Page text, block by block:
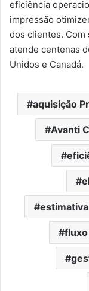
eficiência
impressão
dos clientes. Com
atende centenas
Unidos e Canadá.
aquisição
Avanti
fluxo